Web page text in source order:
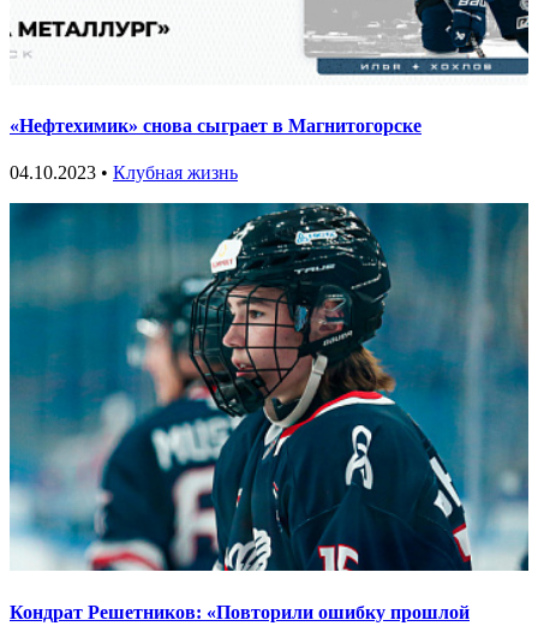
«Нефтехимик» снова сыграет в Магнитогорске
04.10.2023 • Клубная жизнь
Кондрат Решетников: «Повторили ошибку прошлой